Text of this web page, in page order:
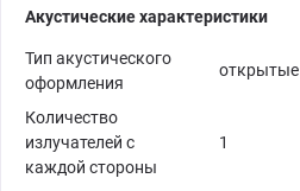
Акустические характеристики
Тип акустического
оформления
открытые
Количество
излучателей с
каждой стороны
1